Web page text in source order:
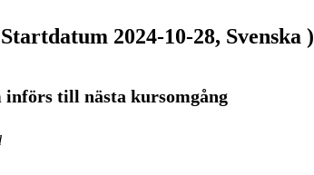
2024-10-28, Svenska )
till nästa kursomgång